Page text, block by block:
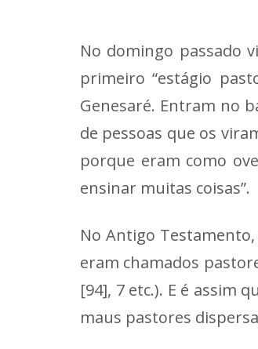
No domingo passado
primeiro “estágio
Genesaré. Entram no
de pessoas que os
porque eram como
ensinar muitas coisas”.
No Antigo
eram chamados
[94], 7 etc.). E é assim
maus pastores